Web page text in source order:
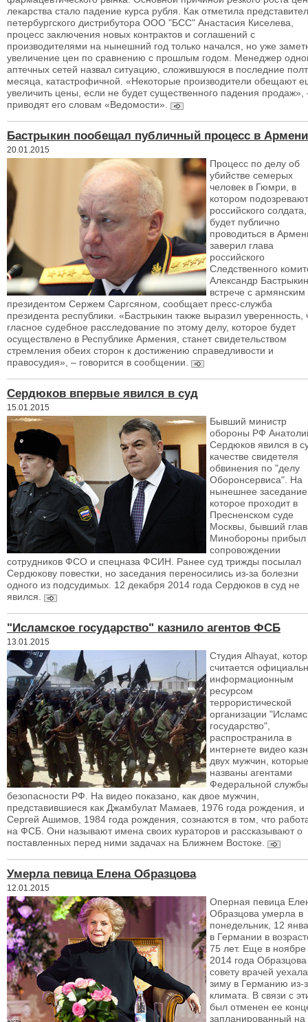
лекарства стало падение курса рубля. Как отметила
петербургского дистрибутора ООО "БСС" Анастасия Киселева,
процесс заключения новых контрактов и соглашений с
производителями на нынешний год только начался, но уже
увеличение цен по сравнению с прошлым годом. Менеджер
аптечных сетей назвал ситуацию, сложившуюся в последние
месяца, катастрофичной. «Некоторые производители обещают
увеличить цены, если не будет существенного падения
приводят его словам «Ведомости».
Бастрыкин пообещал публичный процесс в
20.01.2015
Процесс по делу об
убийстве семерых
человек в Гюмри, в
котором подозревают
российского солдата,
будет публично
проводиться в
заверил глава
российского
Следственного
Александр
встрече с армянским
президентом Сержем Саргсяном, сообщает пресс-служба
президента республики. «Бастрыкин также выразил уверенность,
гласное судебное расследование по этому делу, которое будет
осуществлено в Республике Армения, станет свидетельством
стремления обеих сторон к достижению справедливости и
правосудия», – говорится в сообщении.
Сердюков впервые явился в суд
15.01.2015
Бывший министр
обороны РФ
Сердюков явился в
качестве свидетеля
обвинения по "делу
Оборонсервиса". На
нынешнее
которое проходит в
Пресненском суде
Москвы, бывший
Минобороны прибыл
сопровождении
сотрудников ФСО и спецназа ФСИН. Ранее суд трижды посылал
Сердюкову повестки, но заседания переносились из-за болезни
одного из подсудимых. 12 декабря 2014 года Сердюков в суд не
явился.
"Исламское государство" казнило агентов ФСБ
13.01.2015
Студия Alhayat,
считается
информационным
ресурсом
террористической
организации
государство",
распространила в
интернете видео
двух мужчин, которые
названы агентами
Федеральной службы
безопасности РФ. На видео показано, как двое мужчин,
представившиеся как Джамбулат Мамаев, 1976 года рождения, и
Сергей Ашимов, 1984 года рождения, сознаются в том, что
на ФСБ. Они называют имена своих кураторов и рассказывают о
поставленных перед ними задачах на Ближнем Востоке.
Умерла певица Елена Образцова
12.01.2015
Оперная певица
Образцова умерла в
понедельник, 12
в Германии в
75 лет. Еще в ноябре
2014 года
совету врачей
зиму в Германию из-
климата. В связи с
был отменен ее
запланированный на